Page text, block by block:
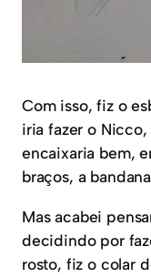
Com isso, fiz o
iria fazer o
encaixaria bem,
braços, a
Mas acabei
decidindo por
rosto, fiz o colar